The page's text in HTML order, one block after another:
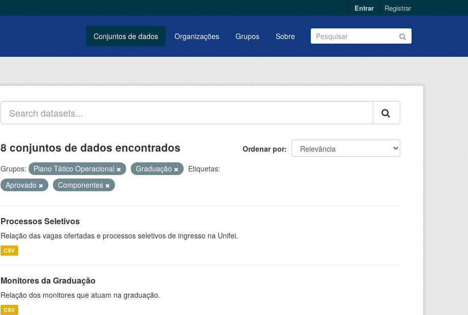
Entrar Registrar
Conjuntos de dados Organizações Grupos Sobre
Ordenar por
8 conjuntos de dados encontrados
Grupos: Plano Tático Operacional Graduação
Etiquetas:
Aprovado
Componentes
Processos Seletivos
Relação das vagas ofertadas e processos seletivos de ingresso na Unifei.
CSV
Monitores da Graduação
Relação dos monitores que atuam na graduação.
CSV